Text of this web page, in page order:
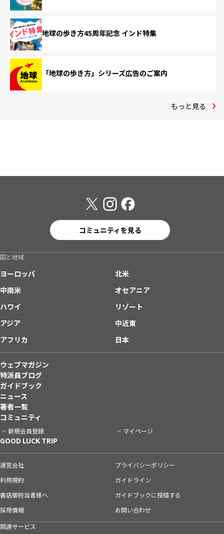
地球の歩き方45周年記念 インド特集
「地球の歩き方」シリーズ広告のご案内
もっと見る
コミュニティを見る
国と地域
ヨーロッパ
北米
中南米
オセアニア
ハワイ
リゾート
アジア
中近東
アフリカ
日本
ウェブマガジン
特派員ブログ
ガイドブック
ニュース
著者一覧
コミュニティ
新規会員登録 マイページ
GOOD LUCK TRIP
運営会社
プライバシーポリシー
利用規約
ガイドライン
書店御担当者様へ
ガイドブックに投稿する
採用情報
お問い合わせ
関連サービス